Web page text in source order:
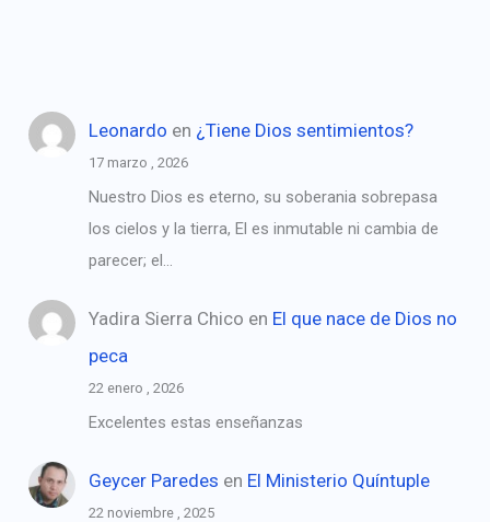
Leonardo en ¿Tiene Dios sentimientos?
17 marzo , 2026
Nuestro Dios es eterno, su soberania sobrepasa
los cielos y la tierra, El es inmutable ni cambia de
parecer; el…
Yadira Sierra Chico en El que nace de Dios no
peca
22 enero , 2026
Excelentes estas enseñanzas
Geycer Paredes en El Ministerio Quíntuple
22 noviembre , 2025